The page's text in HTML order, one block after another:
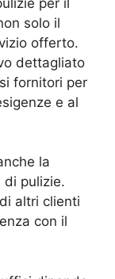
solo il
offerto.
dettagliato
fornitori per
e al
la
di pulizie.
altri clienti
con il